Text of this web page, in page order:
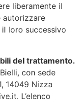
liberamente il
autorizzare
loro successivo
del trattamento.
con sede
14049 Nizza
L’elenco